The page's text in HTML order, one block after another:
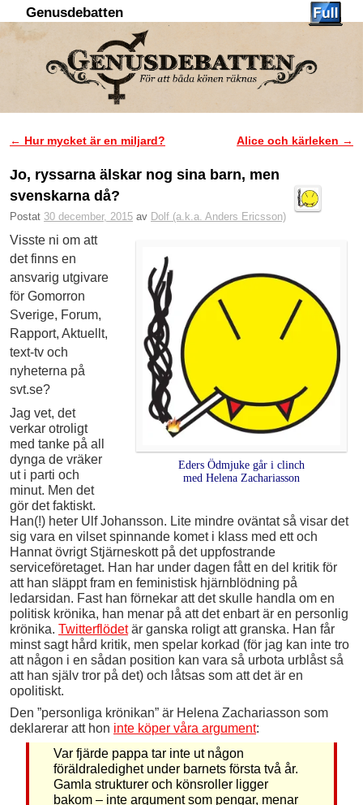
Genusdebatten
Inläggsnavigering
← Hur mycket är en miljard? Alice och kärleken →
Jo, ryssarna älskar nog sina barn, men
svenskarna då?
Postat 30 december, 2015 av Dolf (a.k.a. Anders Ericsson)
Eders Ödmjuke går i clinch
med Helena Zachariasson
Visste ni om att
det finns en
ansvarig utgivare
för Gomorron
Sverige, Forum,
Rapport, Aktuellt,
text-tv och
nyheterna på
svt.se?
Jag vet, det
verkar otroligt
med tanke på all
dynga de vräker
ut i parti och
minut. Men det
gör det faktiskt.
Han(!) heter Ulf Johansson. Lite mindre oväntat så visar det
sig vara en vilset spinnande komet i klass med ett och
Hannat övrigt Stjärneskott på det uppfostrande
serviceföretaget. Han har under dagen fått en del kritik för
att han släppt fram en feministisk hjärnblödning på
ledarsidan. Fast han förnekar att det skulle handla om en
politisk krönika, han menar på att det enbart är en personlig
krönika. Twitterflödetär ganska roligt att granska. Han får
minst sagt hård kritik, men spelar korkad (för jag kan inte tro
att någon i en sådan position kan vara så urbota urblåst så
att han själv tror på det) och låtsas som att det är en
opolitiskt.
Den ”personliga krönikan” är Helena Zachariasson som
deklarerar att hon inte köper våra argument:
Var fjärde pappa tar inte ut någon
föräldraledighet under barnets första två år.
Gamla strukturer och könsroller ligger
bakom – inte argument som pengar, menar